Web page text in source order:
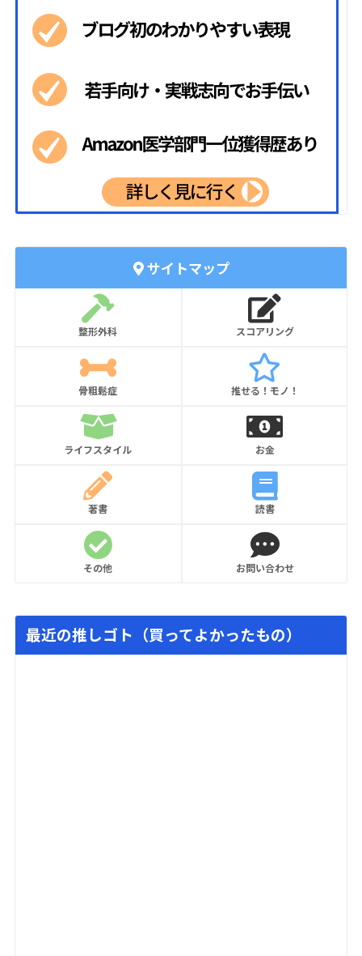
サイトマップ
整形外科 スコアリング
骨粗鬆症 推せる！モノ！
ライフスタイル お金
著書 読書
その他 お問い合わせ
最近の推しゴト（買ってよかったもの）